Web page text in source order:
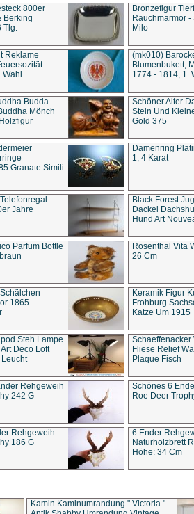
800er
Berking
Tlg.
Bronzefigur
Rauchmarmor
Milo
Reklame
(mk010)
Blumenbukett,
1774 - 1814, 1.
Budda
Mönch
Schöner Alter
Stein Und
Gold 375
Granate Simili
Damenring
1, 4 Karat
Jahre
Black Forest
Dackel
Hund Art
Parfum Bottle
Rosenthal Vita
26 Cm
1865
Keramik Figur
Frohburg
Katze Um 1915
Steh Lampe
Deco Loft
Schaeffenacker
Fliese Relief
Plaque Fisch
Rehgeweih
242 G
Schönes 6
Roe Deer
Rehgeweih
186 G
6 Ender
Naturholzbrett
Höhe: 34 Cm
Kamin Kaminumrandung " Victoria "